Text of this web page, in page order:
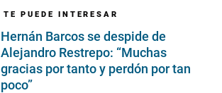
TE PUEDE INTERESAR
Hernán Barcos se despide de
Alejandro Restrepo: “Muchas
gracias por tanto y perdón por tan
poco”